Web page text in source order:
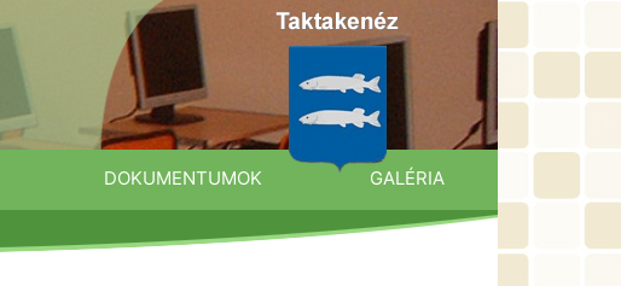
DOKUMENTUMOK GALÉRIA